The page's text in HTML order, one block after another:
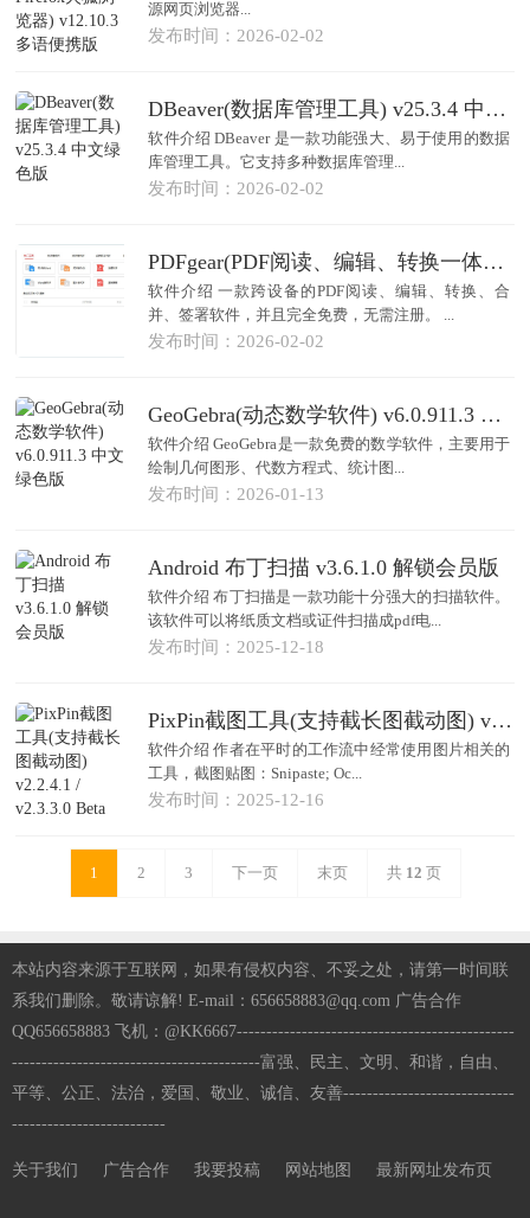
源网页浏览器...
发布时间：2026-02-02
DBeaver(数据库管理工具) v25.3.4 中文绿色版
软件介绍 DBeaver 是一款功能强大、易于使用的数据
库管理工具。它支持多种数据库管理...
发布时间：2026-02-02
PDFgear(PDF阅读、编辑、转换一体软件) v2.1.15 多语便携版
软件介绍 一款跨设备的PDF阅读、编辑、转换、合
并、签署软件，并且完全免费，无需注册。 ...
发布时间：2026-02-02
GeoGebra(动态数学软件) v6.0.911.3 中文绿色版
软件介绍 GeoGebra是一款免费的数学软件，主要用于
绘制几何图形、代数方程式、统计图...
发布时间：2026-01-13
Android 布丁扫描 v3.6.1.0 解锁会员版
软件介绍 布丁扫描是一款功能十分强大的扫描软件。
该软件可以将纸质文档或证件扫描成pdf电...
发布时间：2025-12-18
PixPin截图工具(支持截长图截动图) v2.2.4.1 / v2.3.3.0 Beta 中文绿色版
软件介绍 作者在平时的工作流中经常使用图片相关的
工具，截图贴图：Snipaste; Oc...
发布时间：2025-12-16
1 2 3 下一页 末页 共 12 页
本站内容来源于互联网，如果有侵权内容、不妥之处，请第一时间联
系我们删除。敬请谅解! E-mail：656658883@qq.com 广告合作
QQ656658883 飞机：@KK6667-----------------------------------------------
------------------------------------------富强、民主、文明、和谐，自由、
平等、公正、法治，爱国、敬业、诚信、友善-----------------------------
--------------------------
关于我们 广告合作 我要投稿 网站地图 最新网址发布页